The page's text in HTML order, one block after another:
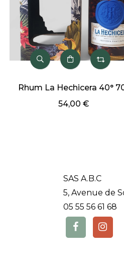
Rhum La Hechicera 40°
54,00 €
SAS A.B.C
5, Avenue de
05 55 56 61 68